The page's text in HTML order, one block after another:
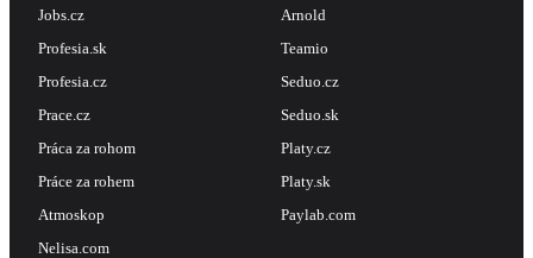
Jobs.cz
Profesia.sk
Profesia.cz
Prace.cz
Práca za rohom
Práce za rohem
Atmoskop
Nelisa.com
Arnold
Teamio
Seduo.cz
Seduo.sk
Platy.cz
Platy.sk
Paylab.com